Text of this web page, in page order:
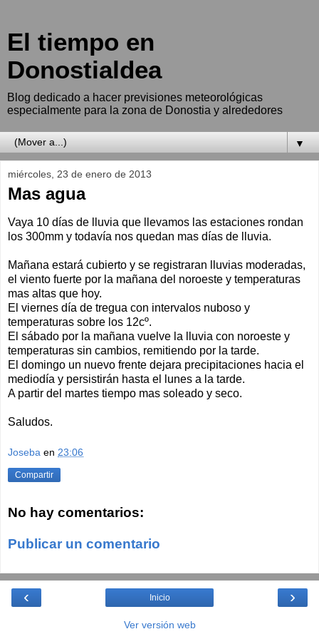
El tiempo en
Donostialdea
Blog dedicado a hacer previsiones meteorológicas
especialmente para la zona de Donostia y alrededores
▼
miércoles, 23 de enero de 2013
Mas agua
Vaya 10 días de lluvia que llevamos las estaciones rondan
los 300mm y todavía nos quedan mas días de lluvia.
Mañana estará cubierto y se registraran lluvias moderadas,
el viento fuerte por la mañana del noroeste y temperaturas
mas altas que hoy.
El viernes día de tregua con intervalos nuboso y
temperaturas sobre los 12cº.
El sábado por la mañana vuelve la lluvia con noroeste y
temperaturas sin cambios, remitiendo por la tarde.
El domingo un nuevo frente dejara precipitaciones hacia el
mediodía y persistirán hasta el lunes a la tarde.
A partir del martes tiempo mas soleado y seco.
Saludos.
Joseba en 23:06
Compartir
No hay comentarios:
Publicar un comentario
‹ ›
Inicio
Ver versión web